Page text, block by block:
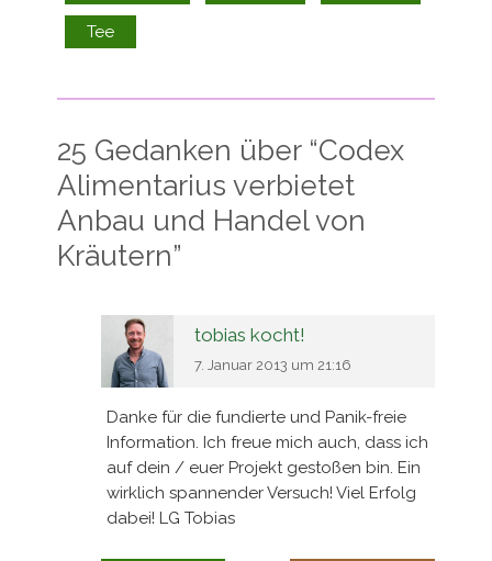
Tee
25 Gedanken über “Codex
Alimentarius verbietet
Anbau und Handel von
Kräutern”
tobias kocht!
7. Januar 2013 um 21:16
Danke für die fundierte und Panik-freie
Information. Ich freue mich auch, dass ich
auf dein / euer Projekt gestoßen bin. Ein
wirklich spannender Versuch! Viel Erfolg
dabei! LG Tobias